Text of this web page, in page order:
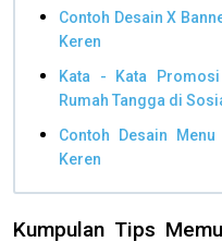
Contoh Desain X
Keren
Kata - Kata
Rumah Tangga di
Contoh Desain
Keren
Kumpulan Tips